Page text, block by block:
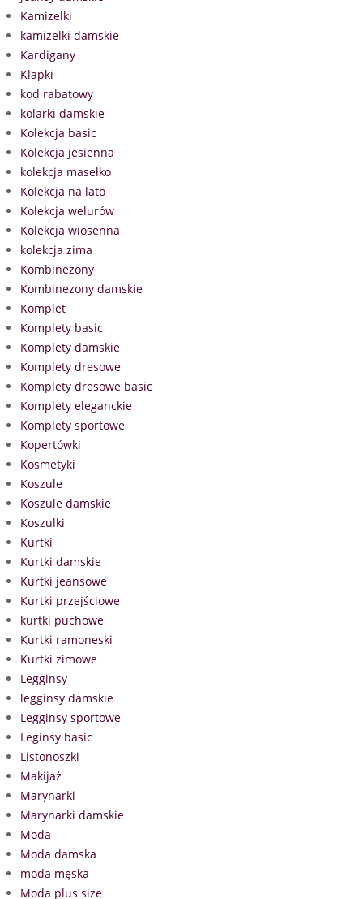
Kamizelki
kamizelki damskie
Kardigany
Klapki
kod rabatowy
kolarki damskie
Kolekcja basic
Kolekcja jesienna
kolekcja masełko
Kolekcja na lato
Kolekcja welurów
Kolekcja wiosenna
kolekcja zima
Kombinezony
Kombinezony damskie
Komplet
Komplety basic
Komplety damskie
Komplety dresowe
Komplety dresowe basic
Komplety eleganckie
Komplety sportowe
Kopertówki
Kosmetyki
Koszule
Koszule damskie
Koszulki
Kurtki
Kurtki damskie
Kurtki jeansowe
Kurtki przejściowe
kurtki puchowe
Kurtki ramoneski
Kurtki zimowe
Legginsy
legginsy damskie
Legginsy sportowe
Leginsy basic
Listonoszki
Makijaż
Marynarki
Marynarki damskie
Moda
Moda damska
moda męska
Moda plus size